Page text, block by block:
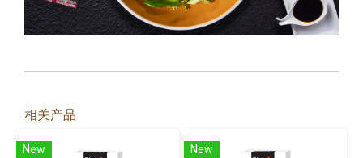
相关产品
New New